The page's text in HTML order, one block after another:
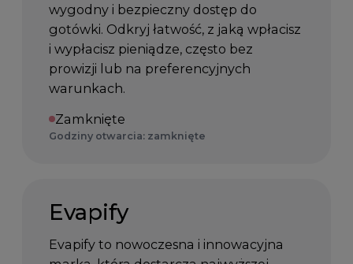
wygodny i bezpieczny dostęp do
gotówki. Odkryj łatwość, z jaką wpłacisz
i wypłacisz pieniądze, często bez
prowizji lub na preferencyjnych
warunkach.
Zamknięte
Godziny otwarcia: zamknięte
Evapify
Evapify to nowoczesna i innowacyjna